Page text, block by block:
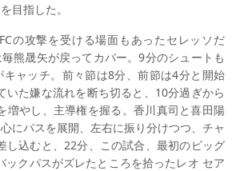
目指した。
の攻撃を受ける場面もあったセレッソだ
熊晟矢が戻ってカバー。9分のシュートも
キャッチ。前々節は8分、前節は4分と開始
いた嫌な流れを断ち切ると、10分過ぎから
増やし、主導権を握る。香川真司と喜田陽
にパスを展開、左右に振り分けつつ、チャ
し込むと、22分、この試合、最初のビッグ
ックパスがズレたところを拾ったレオ セア